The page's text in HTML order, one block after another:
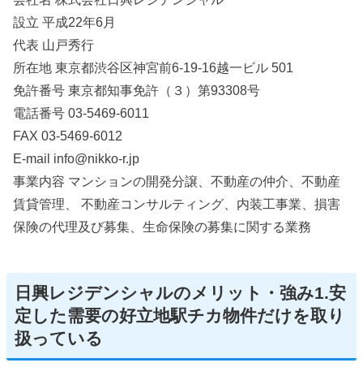
設立 平成22年6月
代表 山戸秀行
所在地 東京都渋谷区神宮前6-19-16越一ビル 501
免許番号 東京都知事免許（３）第93308号
電話番号 03-5469-6011
FAX 03-5469-6012
E-mail info@nikko-r.jp
事業内容 マンションの開発分譲、不動産の仲介、不動産
賃貸管理、 不動産コンサルティング、内装工事業、損害
保険の代理及び募集、生命保険の募集に関する業務
日興レジデンシャルのメリット・強み1.安
定した需要の好立地駅チカ物件だけを取り
扱っている